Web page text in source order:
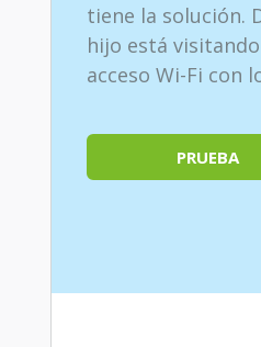
tiene la solución.
hijo está
acceso Wi-Fi con
PRUEBA